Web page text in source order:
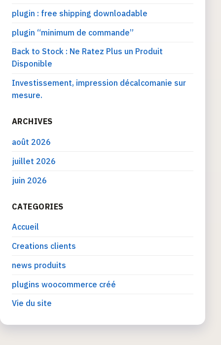
plugin : free shipping downloadable
plugin “minimum de commande”
Back to Stock : Ne Ratez Plus un Produit
Disponible
Investissement, impression décalcomanie sur
mesure.
ARCHIVES
août 2026
juillet 2026
juin 2026
CATEGORIES
Accueil
Creations clients
news produits
plugins woocommerce créé
Vie du site